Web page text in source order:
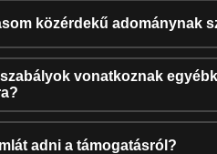
közérdekű adománynak
vonatkoznak
adni a támogatásról?